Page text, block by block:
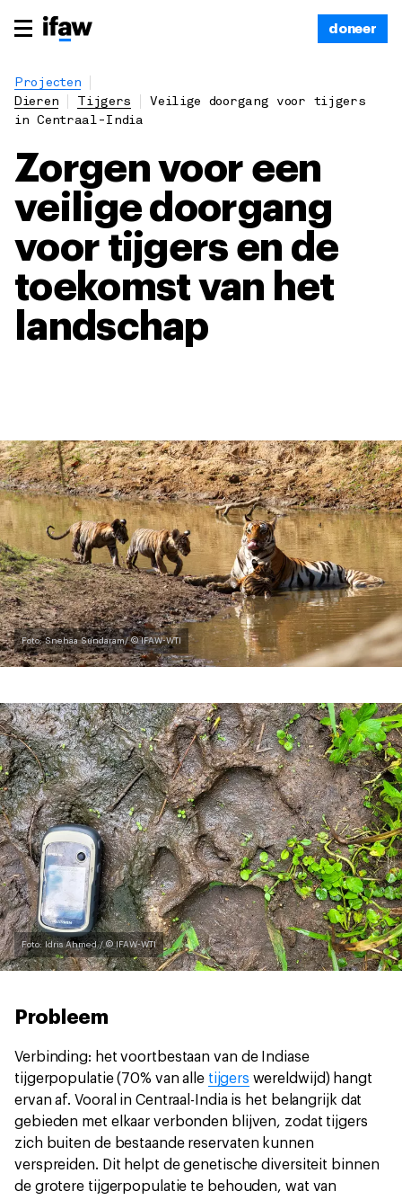
doneer
Projecten
Dieren
Tijgers
Veilige doorgang voor tijgers
in Centraal-India
Zorgen voor een
veilige doorgang
voor tijgers en de
toekomst van het
landschap
Foto: Snehaa Sundaram/ © IFAW-WTI
Foto: Idris Ahmed / © IFAW-WTI
Probleem
Verbinding: het voortbestaan van de Indiase
tijgerpopulatie (70% van alle tijgers wereldwijd) hangt
ervan af. Vooral in Centraal-India is het belangrijk dat
gebieden met elkaar verbonden blijven, zodat tijgers
zich buiten de bestaande reservaten kunnen
verspreiden. Dit helpt de genetische diversiteit binnen
de grotere tijgerpopulatie te behouden, wat van